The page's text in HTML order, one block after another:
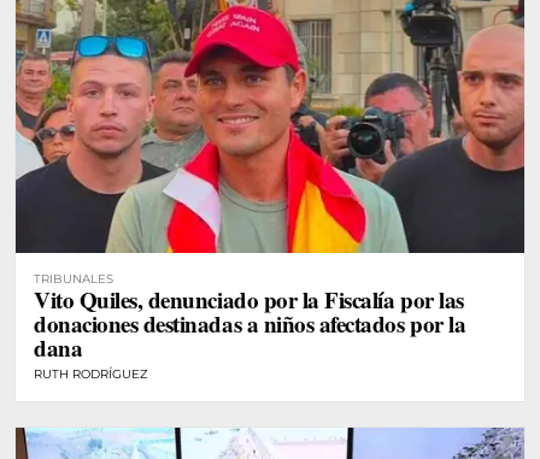
TRIBUNALES
Vito Quiles, denunciado por la Fiscalía por las
donaciones destinadas a niños afectados por la
dana
RUTH RODRÍGUEZ